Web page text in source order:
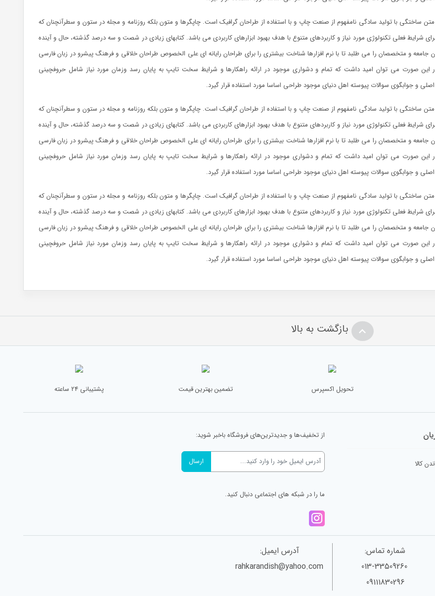
متن ساختگی با تولید سادگی نامفهوم از صنعت چاپ و با استفاده از طراحان گرافیک است. چاپگرها و متون بلکه روزنامه و مجله در ستون و سطرآنچنان که
شرایط فعلی تکنولوژی مورد نیاز و کاربردهای متنوع با هدف بهبود ابزارهای کاربردی می باشد. کتابهای زیادی در شصت و سه درصد گذشته، حال و آینده
جامعه و متخصصان را می طلبد تا با نرم افزارها شناخت بیشتری را برای طراحان رایانه ای علی الخصوص طراحان خلاقی و فرهنگ پیشرو در زبان فارسی
این صورت می توان امید داشت که تمام و دشواری موجود در ارائه راهکارها و شرایط سخت تایپ به پایان رسد وزمان مورد نیاز شامل حروفچینی
و جوابگوی سوالات پیوسته اهل دنیای موجود طراحی اساسا مورد استفاده قرار گیرد.
متن ساختگی با تولید سادگی نامفهوم از صنعت چاپ و با استفاده از طراحان گرافیک است. چاپگرها و متون بلکه روزنامه و مجله در ستون و سطرآنچنان که
شرایط فعلی تکنولوژی مورد نیاز و کاربردهای متنوع با هدف بهبود ابزارهای کاربردی می باشد. کتابهای زیادی در شصت و سه درصد گذشته، حال و آینده
جامعه و متخصصان را می طلبد تا با نرم افزارها شناخت بیشتری را برای طراحان رایانه ای علی الخصوص طراحان خلاقی و فرهنگ پیشرو در زبان فارسی
این صورت می توان امید داشت که تمام و دشواری موجود در ارائه راهکارها و شرایط سخت تایپ به پایان رسد وزمان مورد نیاز شامل حروفچینی
و جوابگوی سوالات پیوسته اهل دنیای موجود طراحی اساسا مورد استفاده قرار گیرد.
متن ساختگی با تولید سادگی نامفهوم از صنعت چاپ و با استفاده از طراحان گرافیک است. چاپگرها و متون بلکه روزنامه و مجله در ستون و سطرآنچنان که
شرایط فعلی تکنولوژی مورد نیاز و کاربردهای متنوع با هدف بهبود ابزارهای کاربردی می باشد. کتابهای زیادی در شصت و سه درصد گذشته، حال و آینده
جامعه و متخصصان را می طلبد تا با نرم افزارها شناخت بیشتری را برای طراحان رایانه ای علی الخصوص طراحان خلاقی و فرهنگ پیشرو در زبان فارسی
این صورت می توان امید داشت که تمام و دشواری موجود در ارائه راهکارها و شرایط سخت تایپ به پایان رسد وزمان مورد نیاز شامل حروفچینی
و جوابگوی سوالات پیوسته اهل دنیای موجود طراحی اساسا مورد استفاده قرار گیرد.
بازگشت به بالا
تحویل اکسپرس تضمین بهترین قیمت پشتیبانی 24 ساعته
کالا
از تخفیف‌ها و جدیدترین‌های فروشگاه باخبر شوید:
ما را در شبکه های اجتماعی دنبال کنید.
شماره تماس:
013-33509260
09111830296
آدرس ایمیل:
rahkarandish@yahoo.com